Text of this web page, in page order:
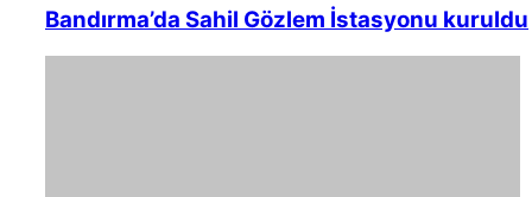
Bandırma’da Sahil Gözlem İstasyonu kuruldu